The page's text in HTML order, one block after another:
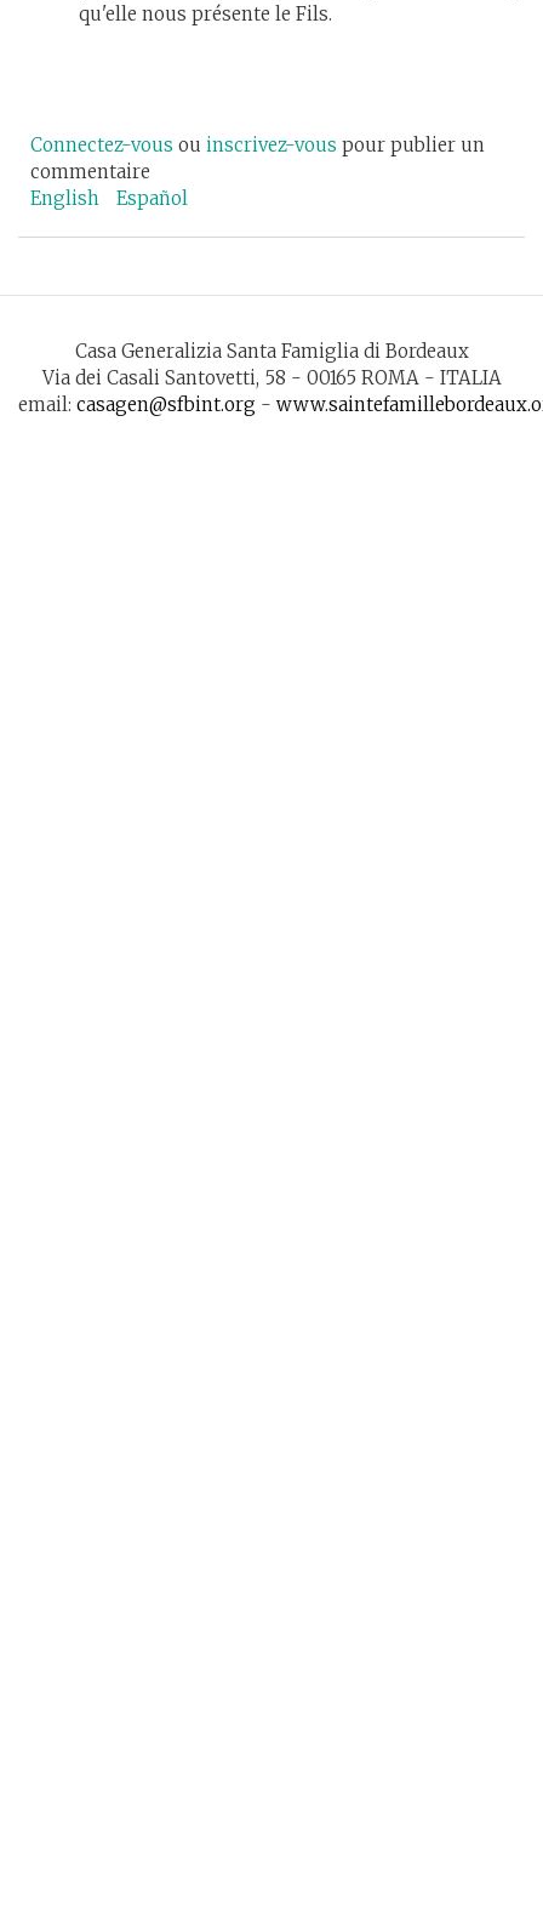
qu'elle nous présente le Fils.
Connectez-vous ou inscrivez-vous pour publier un
commentaire
English
Español
Casa Generalizia Santa Famiglia di Bordeaux
Via dei Casali Santovetti, 58 - 00165 ROMA - ITALIA
email: casagen@sfbint.org -